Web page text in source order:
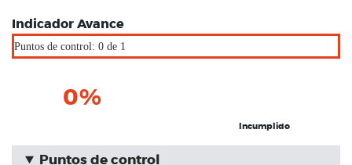
Indicador Avance
Puntos de control: 0 de 1
0%
Incumplido
Puntos de control